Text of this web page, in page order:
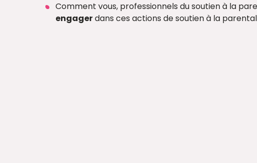
Comment vous, professionnels du soutien à la
engagerdans ces actions de soutien à la